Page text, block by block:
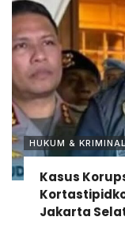
HUKUM &
Kasus
Jakarta